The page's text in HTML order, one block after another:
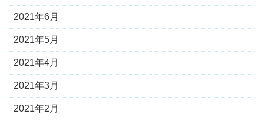
2021年6月
2021年5月
2021年4月
2021年3月
2021年2月